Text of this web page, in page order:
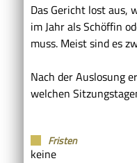
Das Gericht lost aus,
im Jahr als Schöffin
muss. Meist sind es
Nach der Auslosung
welchen
Fristen
keine